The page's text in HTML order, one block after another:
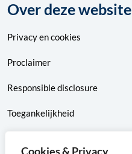
Cookies & Privacy
Over deze website
Privacyencookies
Proclaimer
Responsible disclosure
Toegankelijkheid